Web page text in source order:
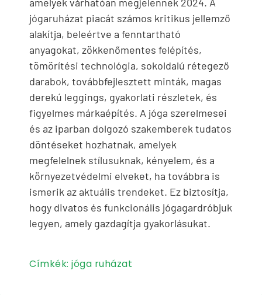
jógaruházat piacát számos kritikus jellemző
alakítja, beleértve a fenntartható
anyagokat, zökkenőmentes felépítés,
tömörítési technológia, sokoldalú rétegező
darabok, továbbfejlesztett minták, magas
derekú leggings, gyakorlati részletek, és
figyelmes márkaépítés. A jóga szerelmesei
és az iparban dolgozó szakemberek tudatos
döntéseket hozhatnak, amelyek
megfelelnek stílusuknak, kényelem, és a
környezetvédelmi elveket, ha továbbra is
ismerik az aktuális trendeket. Ez biztosítja,
hogy divatos és funkcionális jógagardróbjuk
legyen, amely gazdagítja gyakorlásukat.
Címkék: jóga ruházat